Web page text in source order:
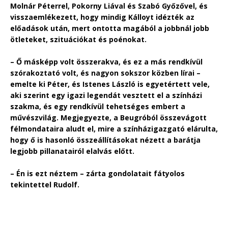
Molnár Péterrel, Pokorny Liával és Szabó Győzővel, és
visszaemlékezett, hogy mindig Kálloyt idézték az
előadások után, mert ontotta magából a jobbnál jobb
ötleteket, szituációkat és poénokat.
– Ő másképp volt összerakva, és ez a más rendkívül
szórakoztató volt, és nagyon sokszor közben lírai –
emelte ki Péter, és Istenes László is egyetértett vele,
aki szerint egy igazi legendát vesztett el a színházi
szakma, és egy rendkívül tehetséges embert a
művészvilág. Megjegyezte, a Beugróból összevágott
félmondataira aludt el, mire a színházigazgató elárulta,
hogy ő is hasonló összeállításokat nézett a barátja
legjobb pillanatairól elalvás előtt.
– Én is ezt néztem – zárta gondolatait fátyolos
tekintettel Rudolf.